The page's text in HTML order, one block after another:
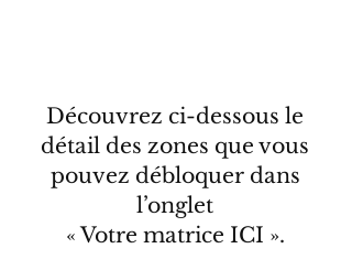
Découvrez ci-dessous le
détail des zones que vous
pouvez débloquer dans
l’onglet
« Votre matrice ICI ».